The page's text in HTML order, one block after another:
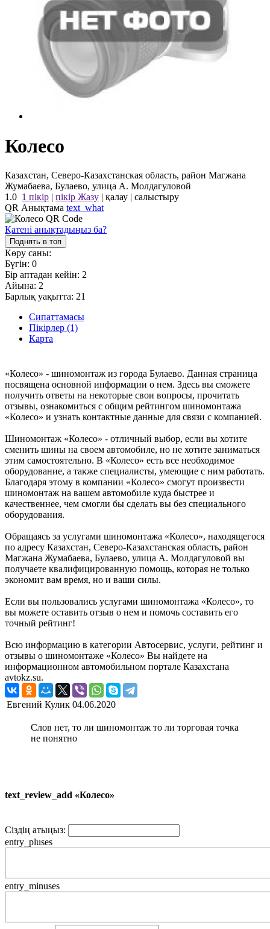
Колесо
Казахстан, Северо-Казахстанская область, район Магжана
Жумабаева, Булаево, улица А. Молдагуловой
1.0 1 пікір | пікір Жазу | қалау | салыстыру
QR Анықтама text_what
Қатені анықтадыңыз ба?
Поднять в топ
Көру саны:
Бүгін: 0
Бір аптадан кейін: 2
Айына: 2
Барлық уақытта: 21
Сипаттамасы
Пікірлер (1)
Карта
«Колесо» - шиномонтаж из города Булаево. Данная страница
посвящена основной информации о нем. Здесь вы сможете
получить ответы на некоторые свои вопросы, прочитать
отзывы, ознакомиться с общим рейтингом шиномонтажа
«Колесо» и узнать контактные данные для связи с компанией.
Шиномонтаж «Колесо» - отличный выбор, если вы хотите
сменить шины на своем автомобиле, но не хотите заниматься
этим самостоятельно. В «Колесо» есть все необходимое
оборудование, а также специалисты, умеющие с ним работать.
Благодаря этому в компании «Колесо» смогут произвести
шиномонтаж на вашем автомобиле куда быстрее и
качественнее, чем смогли бы сделать вы без специального
оборудования.
Обращаясь за услугами шиномонтажа «Колесо», находящегося
по адресу Казахстан, Северо-Казахстанская область, район
Магжана Жумабаева, Булаево, улица А. Молдагуловой вы
получаете квалифицированную помощь, которая не только
экономит вам время, но и ваши силы.
Если вы пользовались услугами шиномонтажа «Колесо», то
вы можете оставить отзыв о нем и помочь составить его
точный рейтинг!
Всю информацию в категории Автосервис, услуги, рейтинг и
отзывы о шиномонтаже «Колесо» Вы найдете на
информационном автомобильном портале Казахстана
avtokz.su.
Евгений Кулик 04.06.2020
Слов нет, то ли шиномонтаж то ли торговая точка
не понятно
text_review_add «Колесо»
Сіздің атыңыз:
entry_pluses
entry_minuses